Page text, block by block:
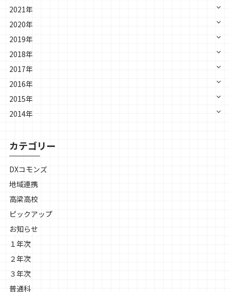
2021年
2020年
2019年
2018年
2017年
2016年
2015年
2014年
カテゴリー
DXコモンズ
地域連携
高梁高校
ピックアップ
お知らせ
１年次
２年次
３年次
普通科